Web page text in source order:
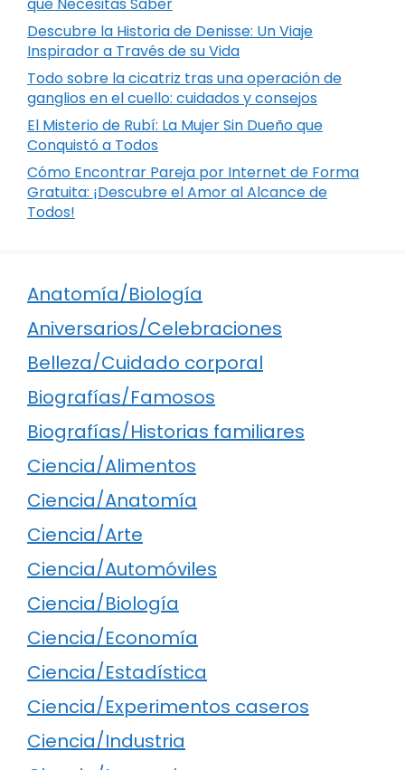
Descubre la Historia de Denisse: Un Viaje
Inspirador a Través de su Vida
Todo sobre la cicatriz tras una operación de
ganglios en el cuello: cuidados y consejos
El Misterio de Rubí: La Mujer Sin Dueño que
Conquistó a Todos
Cómo Encontrar Pareja por Internet de Forma
Gratuita: ¡Descubre el Amor al Alcance de
Todos!
Anatomía/Biología
Aniversarios/Celebraciones
Belleza/Cuidado corporal
Biografías/Famosos
Biografías/Historias familiares
Ciencia/Alimentos
Ciencia/Anatomía
Ciencia/Arte
Ciencia/Automóviles
Ciencia/Biología
Ciencia/Economía
Ciencia/Estadística
Ciencia/Experimentos caseros
Ciencia/Industria